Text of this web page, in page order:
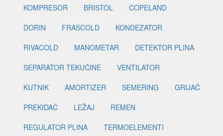
KOMPRESOR
BRISTOL
COPELAND
DORIN
FRASCOLD
KONDEZATOR
RIVACOLD
MANOMETAR
DETEKTOR PLINA
SEPARATOR TEKUĆINE
VENTILATOR
KUTNIK
AMORTIZER SEMERING
GRIJAČ
PREKIDAČ
LEŽAJ
REMEN
REGULATOR PLINA
TERMOELEMENTI